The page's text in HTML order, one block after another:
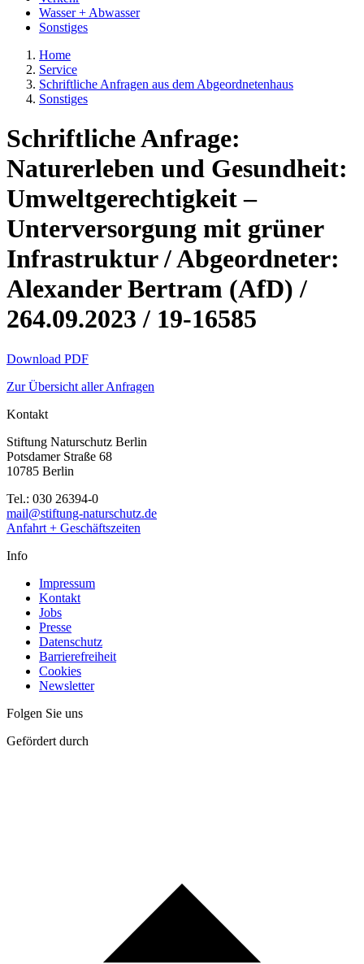
Wasser + Abwasser
Sonstiges
Home
Service
Schriftliche Anfragen aus dem Abgeordnetenhaus
Sonstiges
Schriftliche Anfrage:
Naturerleben und Gesundheit:
Umweltgerechtigkeit –
Unterversorgung mit grüner
Infrastruktur / Abgeordneter:
Alexander Bertram (AfD) /
264.09.2023 / 19-16585
Download PDF
Zur Übersicht aller Anfragen
Kontakt
Stiftung Naturschutz Berlin
Potsdamer Straße 68
10785 Berlin
Tel.: 030 26394-0
mail@stiftung-naturschutz.de
Anfahrt + Geschäftszeiten
Info
Impressum
Kontakt
Jobs
Presse
Datenschutz
Barrierefreiheit
Cookies
Newsletter
Folgen Sie uns
Gefördert durch